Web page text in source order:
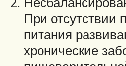
При отсутствии
питания
хронические